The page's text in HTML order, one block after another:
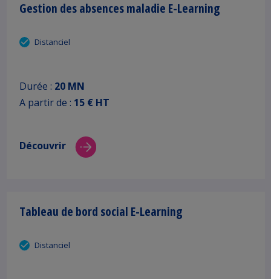
Gestion des absences maladie E-Learning
Distanciel
Durée : 20 MN
A partir de : 15 € HT
Découvrir
Tableau de bord social E-Learning
Distanciel